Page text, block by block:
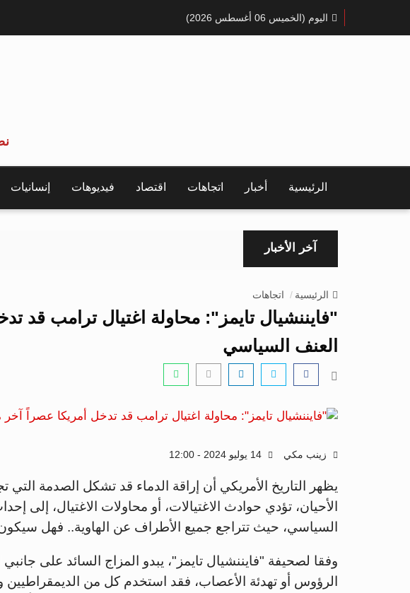
اليوم (الخميس 06 أغسطس 2026)
الرئيسية أخبار اتجاهات اقتصاد فيديوهات إنسانيات
آخر الأخبار
الرئيسية اتجاهات
"فايننشيال تايمز": محاولة اغتيال ترامب قد
العنف السياسي
زينب مكي
يظهر التاريخ الأمريكي أن إراقة الدماء قد تشكل الصدمة
الأحيان، تؤدي حوادث الاغتيالات، أو محاولات الاغتيال، إلى
السياسي، حيث تتراجع جميع الأطراف عن الهاوية.. فهل سيكون
وفقا لصحيفة "فايننشيال تايمز"، يبدو المزاج السائد على
الرؤوس أو تهدئة الأعصاب، فقد استخدم كل من الديمقراطيين